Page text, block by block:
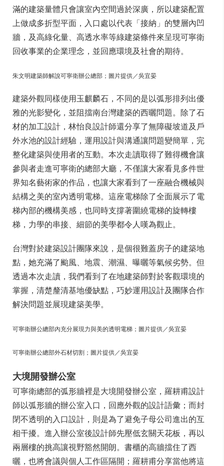
滿的建築量體只會讓室內空間過於深廣，所以建築配置
上做成多折型平面，入口處以代表「接納」的雙層內凹
牆，及高綠化量、高透水率等綠建築條件來呈現可寧衛
回收事業的企業理念，並回應環境及社會的期待。
朱文明建築師解說可寧衛辦公總部；圖片提供／吳宜晏
建築外觀同樣使用玉麒麟石，不同的是以弧形排列出優
雅的光影變化，並阻擋南台灣建築的西曬問題。除了石
材的加工設計，林怡良設計師還分享了無障礙坡道及戶
外水池的設計經驗，運用設計與溝通讓問題變簡單，完
整化建築與使用者的互動。本次走讀取得了難得機會讓
參與者走進可寧衛的總部大廳，不僅讓大家看見多件世
界知名藝術家的作品，也讓大家看到了一座融合機械與
結構之美的室內透明電梯。這座電梯除了全面展示了電
梯內部的機構美感，也同時支撐著圍繞電梯的旋轉樓
梯，力學的串接、細節的美學都令人嘆為觀止。
台灣對於建築設計團隊來說，是個很難蓋房子的建築地
點，她充滿了颱風、地震、潮濕、曝曬等氣候劣勢。但
透過本次走讀，我們看到了在地建築師對於客觀環境的
掌握，清楚釐清基地優缺點，巧妙運用設計及團隊合作
解決問題並展現建築美學。
可寧衛辦公總部內充分展現力與美的透明電梯；圖片提供／吳宜晏
可寧衛辦公總部外石材切割；圖片提供／吳宜晏
大境開發辦公室
可寧衛總部的弧形牆裡是大境開發辦公室，羅耕甫設計
師以弧形牆的辦公室入口，回應外觀的設計語彙；而封
閉不透明的入口設計，則是為了避免子母公司進出的互
相干擾。進入辦公室後設計師先壓低玄關天花板，再以
兩層樓的挑高讓視野豁然開朗。書櫃的高牆擋住了西
曬，也將會議與個人工作區隔開；羅耕甫分享當他將這